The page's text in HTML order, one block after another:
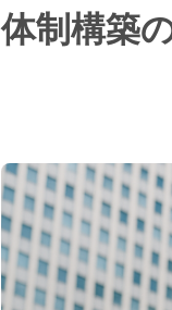
体制構築